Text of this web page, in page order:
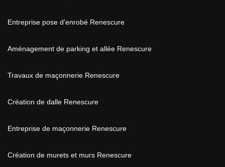
Entreprise pose d'enrobé Renescure
Aménagement de parking et allée Renescure
Travaux de maçonnerie Renescure
Création de dalle Renescure
Entreprise de maçonnerie Renescure
Création de murets et murs Renescure